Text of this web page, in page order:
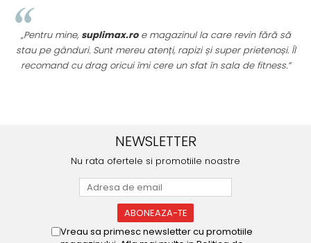
trainer, recomand
și produsele
Comand constant
„Pentru mine,suplimax.ro e
stau pe gânduri. Sunt mereu atenți,
recomand cu drag oricui îmi cere un
NEWSLETTER
Nu rata ofertele si promotiile noastre
Vreau sa primesc newsletter cu promotiile